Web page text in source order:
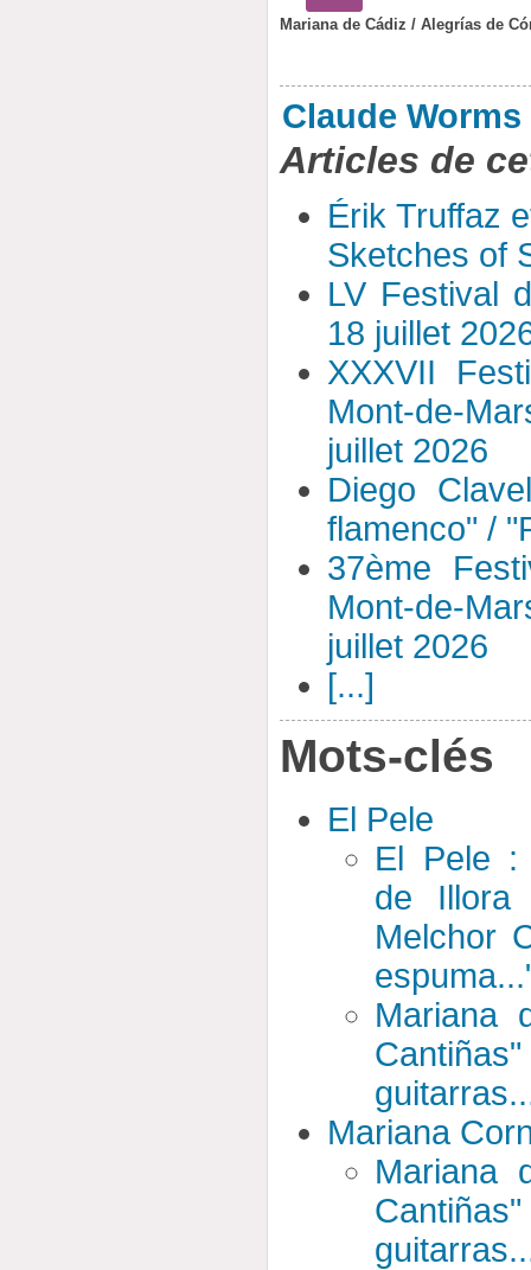
Mariana de Cádiz / Alegrías de
Claude Worms
Articles de
Érik Truffaz
Sketches of
LV Festival
18 juillet
XXXVII
Mont-de-
juillet 2026
Diego
flamenco" /
37ème
Mont-de-
juillet 2026
[...]
Mots-clés
El Pele
El Pele :
de Illora
Melchor
Mariana
Mariana
Mariana